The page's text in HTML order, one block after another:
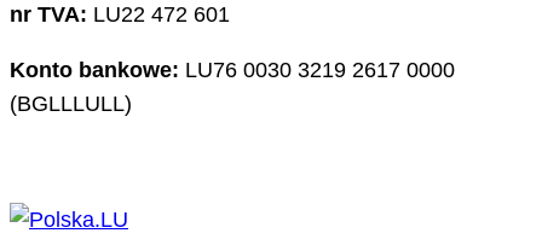
nr TVA: LU22 472 601
Konto bankowe: LU76 0030 3219 2617 0000
(BGLLLULL)